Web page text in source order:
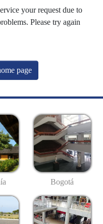
your request due to
Please try again
page
Bogotá